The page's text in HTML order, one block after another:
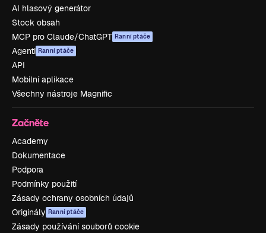
AI hlasový generátor
Stock obsah
MCP pro Claude/ChatGPT Ranní ptáče
Agenti Ranní ptáče
API
Mobilní aplikace
Všechny nástroje Magnific
Začněte
Academy
Dokumentace
Podpora
Podmínky použití
Zásady ochrany osobních údajů
Originály Ranní ptáče
Zásady používání souborů cookie